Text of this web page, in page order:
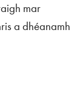
mar
a dhéanamh